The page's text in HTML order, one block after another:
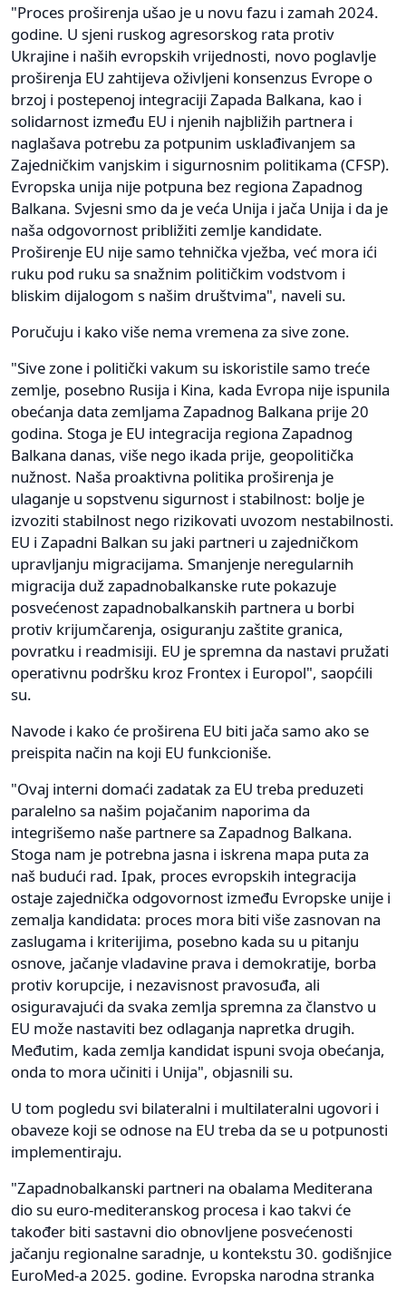
"Proces proširenja ušao je u novu fazu i zamah 2024.
godine. U sjeni ruskog agresorskog rata protiv
Ukrajine i naših evropskih vrijednosti, novo poglavlje
proširenja EU zahtijeva oživljeni konsenzus Evrope o
brzoj i postepenoj integraciji Zapada Balkana, kao i
solidarnost između EU i njenih najbližih partnera i
naglašava potrebu za potpunim usklađivanjem sa
Zajedničkim vanjskim i sigurnosnim politikama (CFSP).
Evropska unija nije potpuna bez regiona Zapadnog
Balkana. Svjesni smo da je veća Unija i jača Unija i da je
naša odgovornost približiti zemlje kandidate.
Proširenje EU nije samo tehnička vježba, već mora ići
ruku pod ruku sa snažnim političkim vodstvom i
bliskim dijalogom s našim društvima", naveli su.
Poručuju i kako više nema vremena za sive zone.
"Sive zone i politički vakum su iskoristile samo treće
zemlje, posebno Rusija i Kina, kada Evropa nije ispunila
obećanja data zemljama Zapadnog Balkana prije 20
godina. Stoga je EU integracija regiona Zapadnog
Balkana danas, više nego ikada prije, geopolitička
nužnost. Naša proaktivna politika proširenja je
ulaganje u sopstvenu sigurnost i stabilnost: bolje je
izvoziti stabilnost nego rizikovati uvozom nestabilnosti.
EU i Zapadni Balkan su jaki partneri u zajedničkom
upravljanju migracijama. Smanjenje neregularnih
migracija duž zapadnobalkanske rute pokazuje
posvećenost zapadnobalkanskih partnera u borbi
protiv krijumčarenja, osiguranju zaštite granica,
povratku i readmisiji. EU je spremna da nastavi pružati
operativnu podršku kroz Frontex i Europol", saopćili
su.
Navode i kako će proširena EU biti jača samo ako se
preispita način na koji EU funkcioniše.
"Ovaj interni domaći zadatak za EU treba preduzeti
paralelno sa našim pojačanim naporima da
integrišemo naše partnere sa Zapadnog Balkana.
Stoga nam je potrebna jasna i iskrena mapa puta za
naš budući rad. Ipak, proces evropskih integracija
ostaje zajednička odgovornost između Evropske unije i
zemalja kandidata: proces mora biti više zasnovan na
zaslugama i kriterijima, posebno kada su u pitanju
osnove, jačanje vladavine prava i demokratije, borba
protiv korupcije, i nezavisnost pravosuđa, ali
osiguravajući da svaka zemlja spremna za članstvo u
EU može nastaviti bez odlaganja napretka drugih.
Međutim, kada zemlja kandidat ispuni svoja obećanja,
onda to mora učiniti i Unija", objasnili su.
U tom pogledu svi bilateralni i multilateralni ugovori i
obaveze koji se odnose na EU treba da se u potpunosti
implementiraju.
"Zapadnobalkanski partneri na obalama Mediterana
dio su euro-mediteranskog procesa i kao takvi će
također biti sastavni dio obnovljene posvećenosti
jačanju regionalne saradnje, u kontekstu 30. godišnjice
EuroMed-a 2025. godine. Evropska narodna stranka